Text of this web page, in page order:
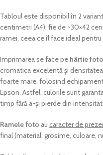
Tabloul este disponibil în 2
centimetri (A4), fie de ~30×42
ramei, ceea ce îl face ideal
Imprimarea se face pe hârtie
cromatica excelentă și
foarte mare, folosind
Epson. Astfel, culorile sunt
timp fără a-și pierde din
Ramelefoto au caracter de
final (material, grosime, culoare,